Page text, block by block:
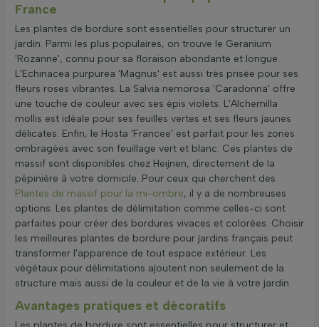
France
Les plantes de bordure sont essentielles pour structurer un
jardin. Parmi les plus populaires, on trouve le Geranium
'Rozanne', connu pour sa floraison abondante et longue.
L'Echinacea purpurea 'Magnus' est aussi très prisée pour ses
fleurs roses vibrantes. La Salvia nemorosa 'Caradonna' offre
une touche de couleur avec ses épis violets. L'Alchemilla
mollis est idéale pour ses feuilles vertes et ses fleurs jaunes
délicates. Enfin, le Hosta 'Francee' est parfait pour les zones
ombragées avec son feuillage vert et blanc. Ces plantes de
massif sont disponibles chez Heijnen, directement de la
pépinière à votre domicile. Pour ceux qui cherchent des
Plantes de massif pour la mi-ombre, il y a de nombreuses
options. Les plantes de délimitation comme celles-ci sont
parfaites pour créer des bordures vivaces et colorées. Choisir
les meilleures plantes de bordure pour jardins français peut
transformer l'apparence de tout espace extérieur. Les
végétaux pour délimitations ajoutent non seulement de la
structure mais aussi de la couleur et de la vie à votre jardin.
Avantages pratiques et décoratifs